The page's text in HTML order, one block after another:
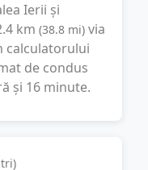
Ierii și
km (38.8 mi) via
de condus
și 16 minute.
)